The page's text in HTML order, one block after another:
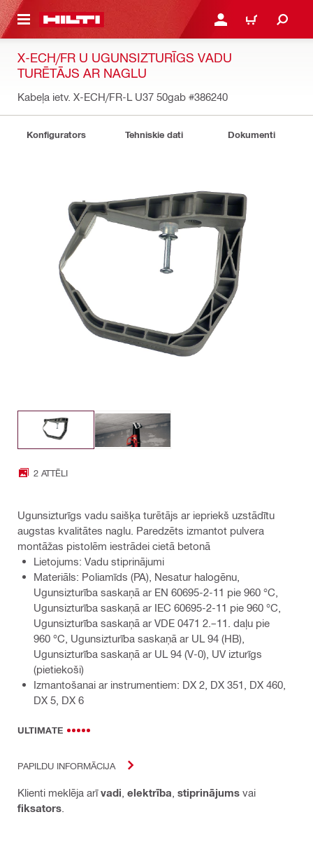
SATURU PIESLĒGTIES VAI
IEPIRKŠANĀS
X-ECH/FR U UGUNSIZTURĪGS VADU
TURĒTĀJS AR NAGLU
Kabeļa ietv. X-ECH/FR-L U37 50gab #386240
Konfigurators Tehniskie dati Dokumenti
2 ATTĒLI
Ugunsizturīgs vadu saišķa turētājs ar iepriekš uzstādītu
augstas kvalitātes naglu. Paredzēts izmantot pulvera
montāžas pistolēm iestrādei cietā betonā
Lietojums: Vadu stiprinājumi
Materiāls: Poliamīds (PA), Nesatur halogēnu,
Ugunsizturība saskaņā ar EN 60695-2-11 pie 960 °C,
Ugunsizturība saskaņā ar IEC 60695-2-11 pie 960 °C,
Ugunsizturība saskaņā ar VDE 0471 2.–11. daļu pie
960 °C, Ugunsizturība saskaņā ar UL 94 (HB),
Ugunsizturība saskaņā ar UL 94 (V-0), UV izturīgs
(pietiekoši)
Izmantošanai ar instrumentiem: DX 2, DX 351, DX 460,
DX 5, DX 6
ULTIMATE
PAPILDU INFORMĀCIJA
Klienti meklēja arīvadi elektrība stiprinājums vai
fiksators